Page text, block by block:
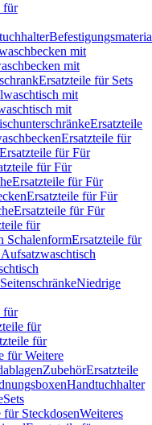
für
mit
mit
Ersatzteile für Sets
mit
mit
Ersatzteile
Ersatzteile für
Ersatzteile für Für
für Für
Ersatzteile für Für
Ersatzteile für Für
Ersatzteile für Für
für
SchalenformErsatzteile für
Niedrige
für
für
für
für Weitere
ZubehörErsatzteile
Handtuchhalter
Sets
für SteckdosenWeiteres